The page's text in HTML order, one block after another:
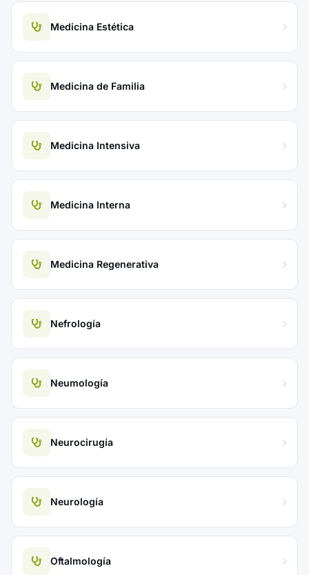
Medicina Estética
Medicina de Familia
Medicina Intensiva
Medicina Interna
Medicina Regenerativa
Nefrología
Neumología
Neurocirugía
Neurología
Oftalmología